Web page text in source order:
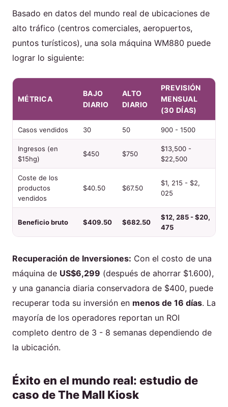
Basado en datos del mundo real de ubicaciones de
alto tráfico (centros comerciales, aeropuertos,
puntos turísticos), una sola máquina WM880 puede
lograr lo siguiente:
MÉTRICA
BAJO
DIARIO
ALTO
DIARIO
PREVISIÓN
MENSUAL
(30 DÍAS)
Casos vendidos 30 50 900 - 1500
Ingresos (en
$15hg)
$450 $750
$13,500 -
$22,500
Coste de los
productos
vendidos
$40.50 $67.50
$1, 215 - $2,
025
Beneficio bruto $409.50 $682.50
$12, 285 - $20,
475
Recuperación de Inversiones: Con el costo de una
máquina de US$6,299 (después de ahorrar $1.600),
y una ganancia diaria conservadora de $400, puede
recuperar toda su inversión en menos de 16 días. La
mayoría de los operadores reportan un ROI
completo dentro de 3 - 8 semanas dependiendo de
la ubicación.
Éxito en el mundo real: estudio de
caso de The Mall Kiosk